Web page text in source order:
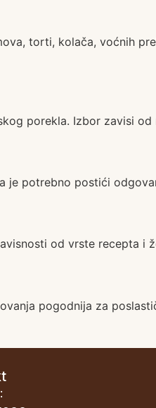
torti, kolača, voćnih
porekla. Izbor zavisi od
je potrebno postići
od vrste recepta i
pogodnija za